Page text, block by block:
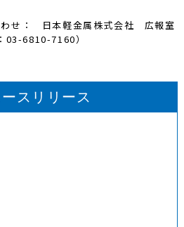
せ： 日本軽金属株式会社 広報室
03-6810-7160）
スリリース